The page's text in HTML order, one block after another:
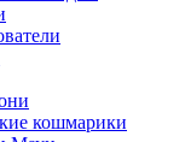
кошмарики